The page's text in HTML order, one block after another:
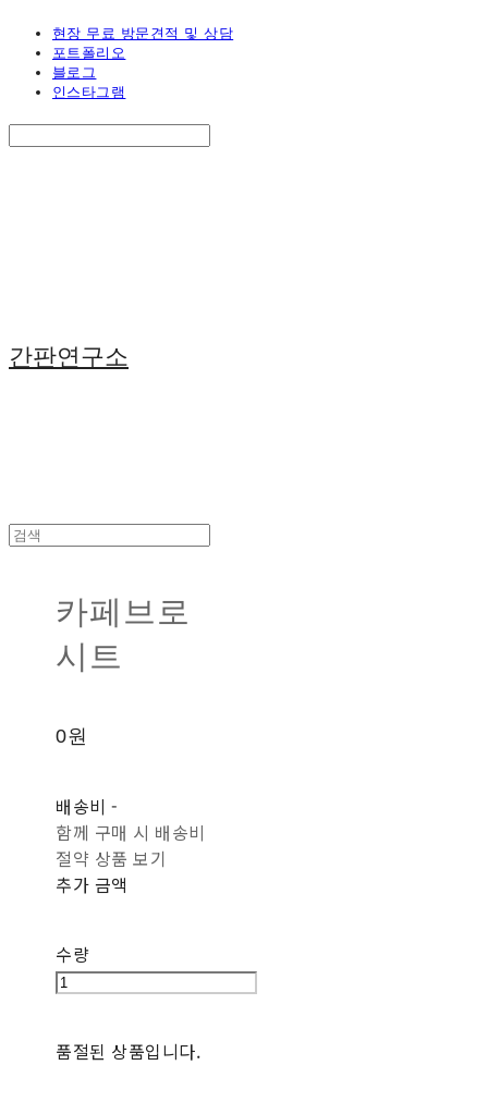
현장 무료 방문견적 및 상담
포트폴리오
블로그
인스타그램
간판연구소
카페브로
시트
0원
배송비-
함께 구매 시 배송비
절약 상품 보기
추가 금액
수량
품절된 상품입니다.